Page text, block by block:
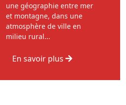
une géographie entre mer
et montagne, dans une
atmosphère de ville en
milieu rural...
En savoir plus